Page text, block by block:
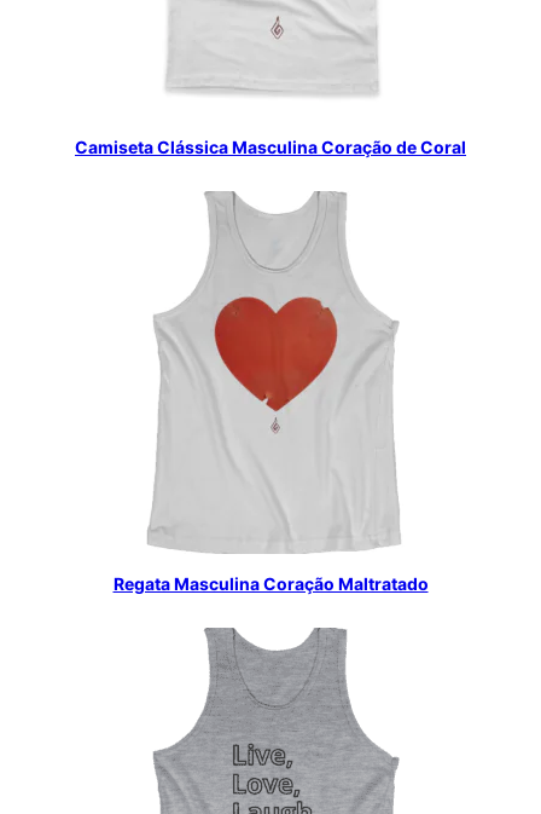
Camiseta Clássica Masculina Coração de Coral
Regata Masculina Coração Maltratado